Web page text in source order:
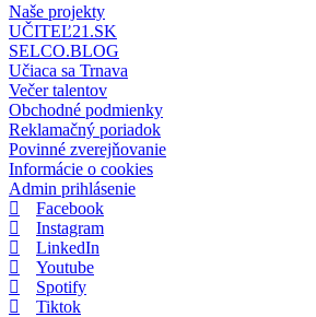
Naše projekty
UČITEĽ21.SK
SELCO.BLOG
Učiaca sa Trnava
Večer talentov
Obchodné podmienky
Reklamačný poriadok
Povinné zverejňovanie
Informácie o cookies
Admin prihlásenie
Facebook
Instagram
LinkedIn
Youtube
Spotify
Tiktok